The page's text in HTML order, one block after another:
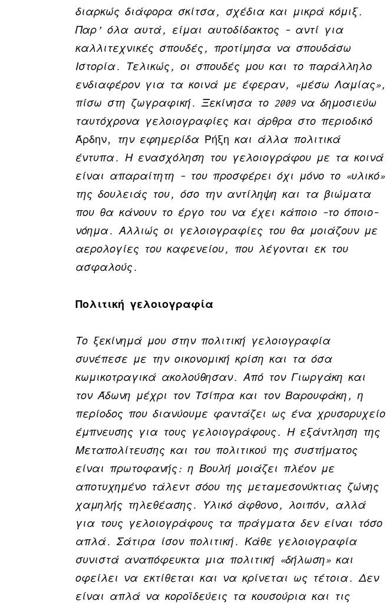
διαρκώς διάφορα σκίτσα, σχέδια και μικρά κόμιξ.
Παρ’ όλα αυτά, είμαι αυτοδίδακτος – αντί για
καλλιτεχνικές σπουδές, προτίμησα να σπουδάσω
Ιστορία. Τελικώς, οι σπουδές μου και το παράλληλο
ενδιαφέρον για τα κοινά με έφεραν, «μέσω Λαμίας»,
πίσω στη ζωγραφική. Ξεκίνησα το 2009 να δημοσιεύω
ταυτόχρονα γελοιογραφίες και άρθρα στο περιοδικό
Άρδην,
την εφημερίδα Ρήξη και άλλα πολιτικά
έντυπα. Η ενασχόληση του γελοιογράφου με τα κοινά
είναι απαραίτητη – του προσφέρει όχι μόνο το «υλικό»
της δουλειάς του, όσο την αντίληψη και τα βιώματα
που θα κάνουν το έργο του να έχει κάποιο –το όποιο–
νόημα. Αλλιώς οι γελοιογραφίες του θα μοιάζουν με
αερολογίες του καφενείου, που λέγονται εκ του
ασφαλούς.
Πολιτική γελοιογραφία
Το ξεκίνημά μου στην πολιτική γελοιογραφία
συνέπεσε με την οικονομική κρίση και τα όσα
κωμικοτραγικά ακολούθησαν. Από τον Γιωργάκη και
τον Άδωνη μέχρι τον Τσίπρα και τον Βαρουφάκη, η
περίοδος που διανύουμε φαντάζει ως ένα χρυσορυχείο
έμπνευσης για τους γελοιογράφους. Η εξάντληση της
Μεταπολίτευσης και του πολιτικού της συστήματος
είναι πρωτοφανής: η Βουλή μοιάζει πλέον με
αποτυχημένο τάλεντ σόου της μεταμεσονύκτιας ζώνης
χαμηλής τηλεθέασης. Υλικό άφθονο, λοιπόν, αλλά
για τους γελοιογράφους τα πράγματα δεν είναι τόσο
απλά. Σάτιρα ίσον πολιτική. Κάθε γελοιογραφία
συνιστά αναπόφευκτα μια πολιτική «δήλωση» και
οφείλει να εκτίθεται και να κρίνεται ως τέτοια. Δεν
είναι απλά να κοροϊδεύεις τα κουσούρια και τις